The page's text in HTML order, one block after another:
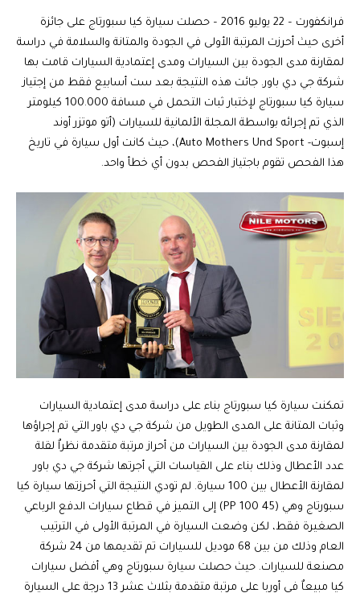
فرانكفورت – 22 يوليو 2016 – حصلت سيارة كيا سبورتاج على جائزة
أخرى حيث أحرزت المرتبة الأولى في الجودة والمتانة والسلامة في دراسة
لمقارنة مدى الجودة بين السيارات ومدى إعتمادية السيارات قامت بها
شركة جي دي باور. جائت هذه النتيجة بعد ست أسابيع فقط من إجتياز
سيارة كيا سبورتاج لإختبار ثبات التحمل في مسافة 100.000 كيلومتر
الذي تم إجرائه بواسطة المجلة الألمانية للسيارات (أتو موتزر أوند
إسبوت- Auto Mothers Und Sport)، حيث كانت أول سيارة في تاريخ
هذا الفحص تقوم باجتياز الفحص بدون أي خطأ واحد.
تمكنت سيارة كيا سبورتاج بناء على دراسة مدى إعتمادية السيارات
وثبات المتانة على المدى الطويل من شركة جي دي باور التي تم إجراؤها
لمقارنة مدى الجودة بين السيارات من أحراز مرتبة متقدمة نظراٌ لقلة
عدد الأعطال وذلك بناء على القياسات التي أجرتها شركة جي دي باور
لمقارنة الأعطال بين 100 سيارة. لم تودي النتيجة التي أحرزتها سيارة كيا
سبورتاج وهي (45 PP 100) إلى التميز في قطاع سيارات الدفع الرباعي
الصغيرة فقط، لكن وضعت السيارة في المرتبة الأولى في الترتيب
العام وذلك من بين 68 موديل للسيارات تم تقديمها من 24 شركة
مصنعة للسيارات. حيث حصلت سيارة سبورتاج وهي أفضل سيارات
كيا مبيعاٌ في أوربا على مرتبة متقدمة بثلاث عشر 13 درجة على السيارة